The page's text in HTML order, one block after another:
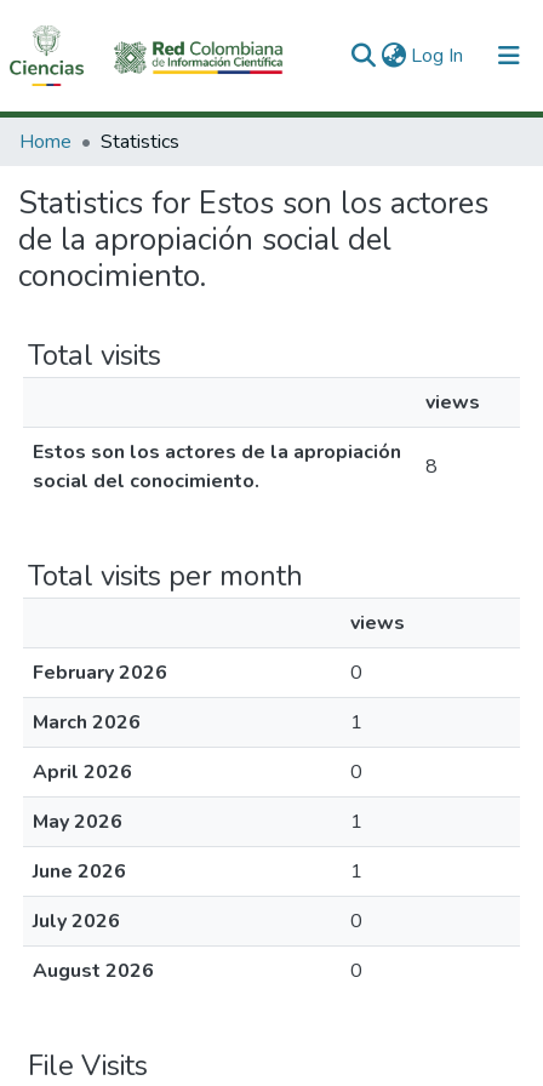
Log In (current)
Communities & Collections
All of DSpace
Home Statistics
Statistics for Estos son los actores
de la apropiación social del
conocimiento.
Total visits
views
Estos son los actores de la apropiación
social del conocimiento.
8
Total visits per month
views
February 2026
0
March 2026
1
April 2026
0
May 2026
1
June 2026
1
July 2026
0
August 2026
0
File Visits